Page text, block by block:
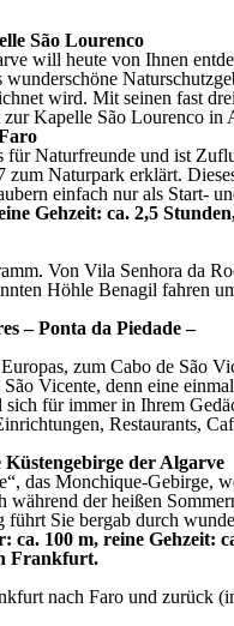
São Lourenco
will heute von Ihnen
wird. Mit seinen fast
Kapelle São Lourenco
Naturfreunde und ist
Naturpark erklärt.
einfach nur als Start-
Gehzeit: ca. 2,5
Von Vila Senhora da
Höhle Benagil fahren
– Ponta da Piedade –
zum Cabo de São
Vicente, denn eine
für immer in Ihrem
Restaurants,
der Algarve
das Monchique-Gebirge,
während der heißen
Sie bergab durch
ca. 100 m, reine Gehzeit:
Frankfurt.
nach Faro und zurück